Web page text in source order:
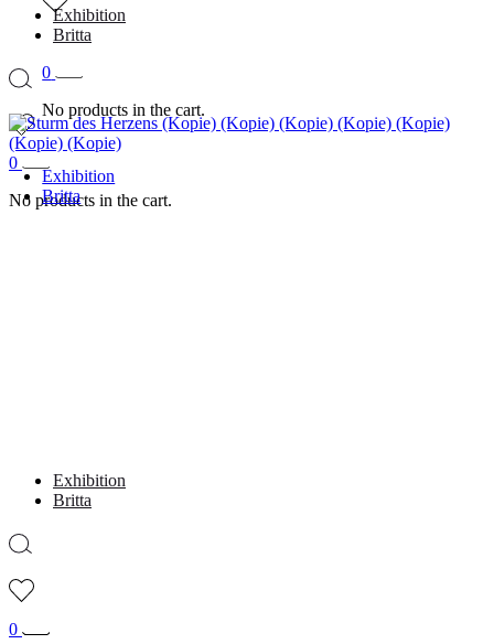
Exhibition
Britta
0
No products in the cart.
Exhibition
Britta
0
0
No products in the cart.
Exhibition
Britta